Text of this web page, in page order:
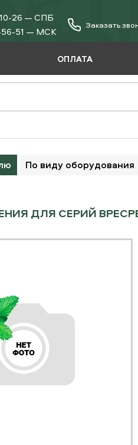
26 — СПБ
56-51 — МСК
Заказать
ОПЛАТА
По виду оборудования
ДЛЯ СЕРИЙ